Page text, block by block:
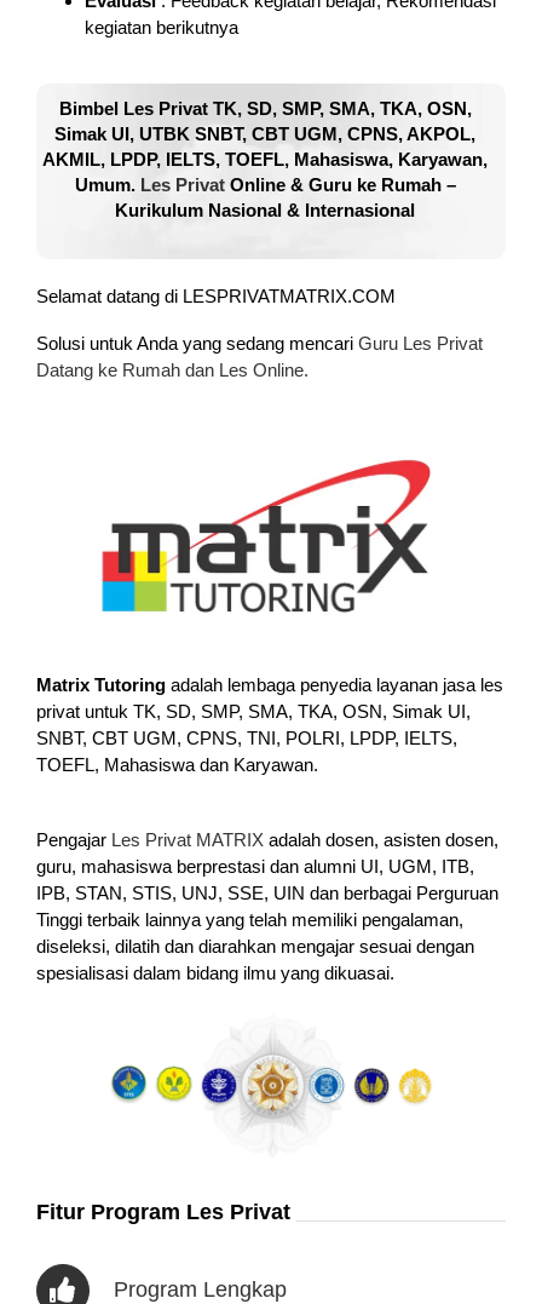
kegiatan berikutnya
Bimbel Les Privat TK, SD, SMP, SMA, TKA, OSN,
Simak UI, UTBK SNBT, CBT UGM, CPNS, AKPOL,
AKMIL, LPDP, IELTS, TOEFL, Mahasiswa, Karyawan,
Umum. Les PrivatOnline & Guru ke Rumah –
Kurikulum Nasional & Internasional
Selamat datang di LESPRIVATMATRIX.COM
Solusi untuk Anda yang sedang mencari Guru Les Privat
Datang ke Rumah dan Les Online.
Matrix Tutoring adalah lembaga penyedia layanan jasa les
privat untuk TK, SD, SMP, SMA, TKA, OSN, Simak UI,
SNBT, CBT UGM, CPNS, TNI, POLRI, LPDP, IELTS,
TOEFL, Mahasiswa dan Karyawan.
Pengajar Les Privat MATRIX adalah dosen, asisten dosen,
guru, mahasiswa berprestasi dan alumni UI, UGM, ITB,
IPB, STAN, STIS, UNJ, SSE, UIN dan berbagai Perguruan
Tinggi terbaik lainnya yang telah memiliki pengalaman,
diseleksi, dilatih dan diarahkan mengajar sesuai dengan
spesialisasi dalam bidang ilmu yang dikuasai.
Fitur Program Les Privat
Program Lengkap